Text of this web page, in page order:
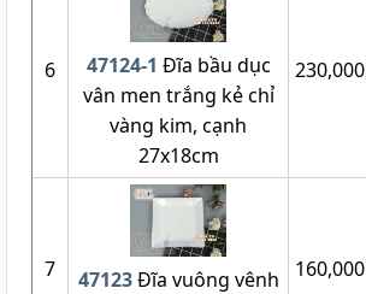
6 47124-1 Đĩa bầu dục
vân men trắng kẻ chỉ
vàng kim, cạnh
27x18cm
230,000
7 47123Đĩa vuông vênh
160,000